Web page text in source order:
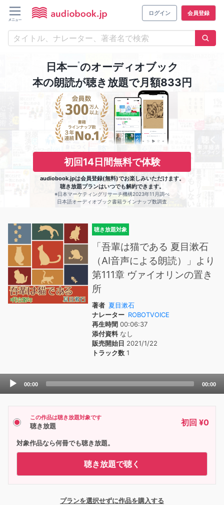
ログイン 会員登録
日本一※のオーディオブック
本の朗読が聴き放題で月額833円
初回14日間無料で体験
audiobook.jpは会員登録(無料)でお楽しみいただけます。
聴き放題プランはいつでも解約できます。
※日本マーケティングリサーチ機構2023年11月調べ
日本語オーディオブック書籍ラインナップ数調査
聴き放題対象
「吾輩は猫である 夏目漱石
（AI音声による朗読）」より
第111章 ヴァイオリンの置き
所
著者 夏目漱石
ナレーター ROBOTVOICE
再生時間 00:06:37
添付資料なし
販売開始日 2021/1/22
トラック数 1
Audio
00:00 00:00
この作品は聴き放題対象です
聴き放題 初回 ¥0
対象作品なら何冊でも聴き放題。
聴き放題で聴く
プランを選択せずに作品を購入する